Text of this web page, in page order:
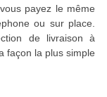
payez le même
ou sur place.
de livraison à
façon la plus simple